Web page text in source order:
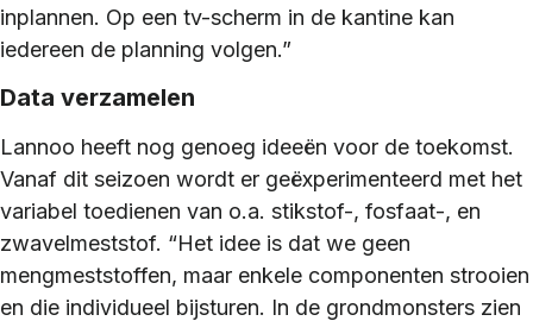
inplannen. Op een tv-scherm in de kantine kan
iedereen de planning volgen.”
Data verzamelen
Lannoo heeft nog genoeg ideeën voor de toekomst.
Vanaf dit seizoen wordt er geëxperimenteerd met het
variabel toedienen van o.a. stikstof-, fosfaat-, en
zwavelmeststof. “Het idee is dat we geen
mengmeststoffen, maar enkele componenten strooien
en die individueel bijsturen. In de grondmonsters zien